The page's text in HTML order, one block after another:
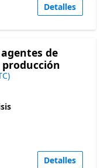
Detalles
de
Detalles